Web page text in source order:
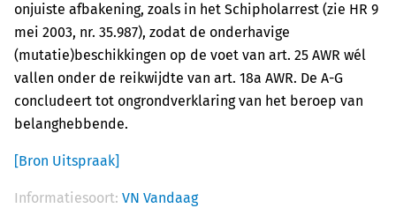
onjuiste afbakening, zoals in het Schipholarrest (zie HR 9
mei 2003, nr. 35.987), zodat de onderhavige
(mutatie)beschikkingen op de voet van art. 25 AWR wél
vallen onder de reikwijdte van art. 18a AWR. De A-G
concludeert tot ongrondverklaring van het beroep van
belanghebbende.
[Bron Uitspraak]
Informatiesoort: VN Vandaag